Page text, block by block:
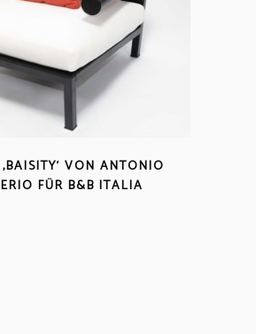
‚BAISITY‘ VON ANTONIO
FÜR B&B ITALIA